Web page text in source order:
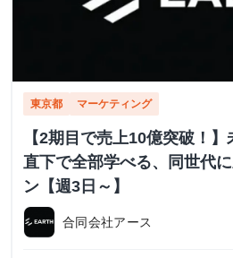
東京都 マーケティング
【2期目で売上10億突破！
直下で全部学べる、同世代
ン【週3日～】
合同会社アース